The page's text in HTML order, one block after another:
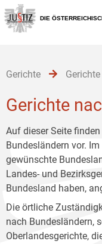
Zur
Hauptnavigation
[1]
Zum
Inhalt
[2]
Zum
Untermenü
[3]
DIE
Gerichte
Gerichte
Auf dieser Seite
Bundesländern vor.
gewünschte
Landes- und
Bundesland haben,
Die örtliche
nach Bundesländern,
Oberlandesgerichte,